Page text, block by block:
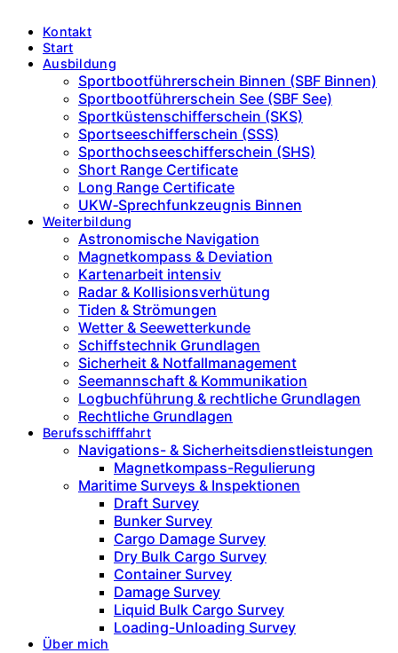
Kontakt
Start
Ausbildung
Sportbootführerschein Binnen (SBF Binnen)
Sportbootführerschein See (SBF See)
Sportküstenschifferschein (SKS)
Sportseeschifferschein (SSS)
Sporthochseeschifferschein (SHS)
Short Range Certificate
Long Range Certificate
UKW‑Sprechfunkzeugnis Binnen
Weiterbildung
Astronomische Navigation
Magnetkompass & Deviation
Kartenarbeit intensiv
Radar & Kollisionsverhütung
Tiden & Strömungen
Wetter & Seewetterkunde
Schiffstechnik Grundlagen
Sicherheit & Notfallmanagement
Seemannschaft & Kommunikation
Logbuchführung & rechtliche Grundlagen
Rechtliche Grundlagen
Berufsschifffahrt
Navigations- & Sicherheitsdienstleistungen
Magnetkompass-Regulierung
Maritime Surveys & Inspektionen
Draft Survey
Bunker Survey
Cargo Damage Survey
Dry Bulk Cargo Survey
Container Survey
Damage Survey
Liquid Bulk Cargo Survey
Loading-Unloading Survey
Über mich